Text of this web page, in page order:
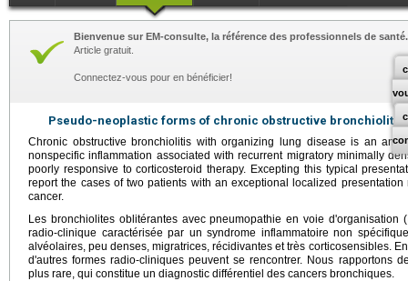
Bienvenue sur EM-consulte, la référence des professionnels de santé.
Article gratuit.
Connectez-vous pour en bénéficier!
Pseudo-neoplastic forms of chronic obstructive bronchiolitis
Chronic obstructive bronchiolitis with organizing lung disease is an
nonspecific inflammation associated with recurrent migratory minimally
poorly responsive to corticosteroid therapy. Excepting this typical
report the cases of two patients with an exceptional localized
cancer.
Les bronchiolites oblitérantes avec pneumopathie en voie d'organisation
radio-clinique caractérisée par un syndrome inflammatoire non
alvéolaires, peu denses, migratrices, récidivantes et très corticosensibles.
d'autres formes radio-cliniques peuvent se rencontrer. Nous rapportons
plus rare, qui constitue un diagnostic différentiel des cancers bronchiques.